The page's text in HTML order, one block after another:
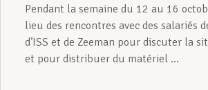
Pendant la semaine du 12 au 16
lieu des rencontres avec des salariés
d’ISS et de Zeeman pour discuter la
et pour distribuer du matériel ...